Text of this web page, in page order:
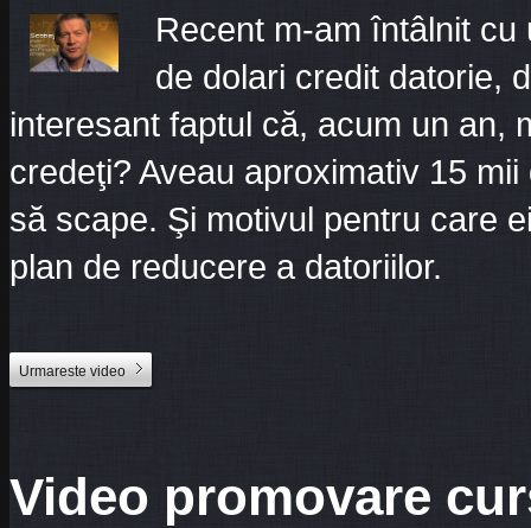
Recent m-am întâlnit
de dolari credit datorie,
interesant faptul că, acum un an,
credeţi? Aveau aproximativ 15
să scape. Şi motivul pentru care
plan de reducere a datoriilor.
Urmareste video
Video promovare